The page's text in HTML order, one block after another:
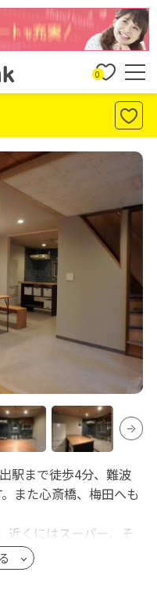
0
駅まで徒歩4分、難波
また心斎橋、梅田へも
近くにはスーパー、そ
り、都会とローカルの